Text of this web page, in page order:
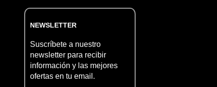
NEWSLETTER
Suscríbete a nuestro
newsletter para recibir
información y las mejores
ofertas en tu email.